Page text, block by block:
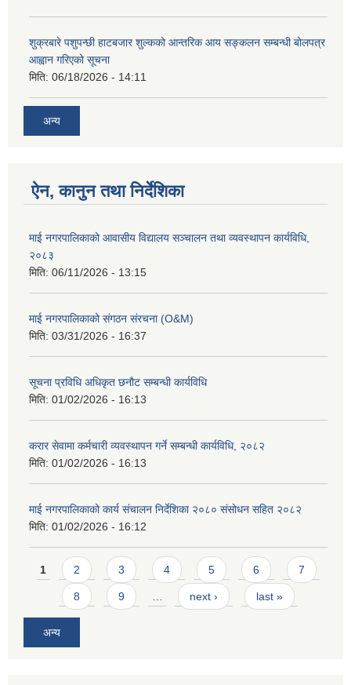
शुक्रबारे पशुपन्छी हाटबजार शुल्कको आन्तरिक आय सङ्कलन सम्बन्धी बोलपत्र
आह्वान गरिएको सूचना
मिति: 06/18/2026 - 14:11
अन्य
ऐन, कानुन तथा निर्देशिका
माई नगरपालिकाको आवासीय विद्यालय सञ्चालन तथा व्यवस्थापन कार्यविधि,
२०८३
मिति: 06/11/2026 - 13:15
माई नगरपालिकाको संगठन संरचना (O&M)
मिति: 03/31/2026 - 16:37
सूचना प्रविधि अधिकृत छनौट सम्बन्धी कार्यविधि
मिति: 01/02/2026 - 16:13
करार सेवामा कर्मचारी व्यवस्थापन गर्ने सम्बन्धी कार्यविधि, २०८२
मिति: 01/02/2026 - 16:13
माई नगरपालिकाको कार्य संचालन निर्देशिका २०८० संसोधन सहित २०८२
मिति: 01/02/2026 - 16:12
Pages
1 2 3 4 5 6 7
8 9 next › last »
अन्य